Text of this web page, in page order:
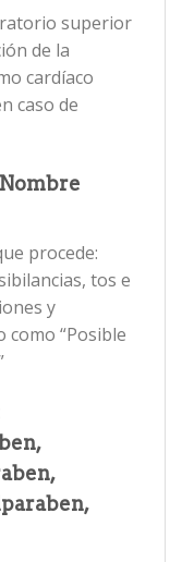
superior
de la
cardíaco
caso de
procede:
tos e
y
como “Posible